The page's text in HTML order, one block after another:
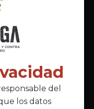
del
los datos